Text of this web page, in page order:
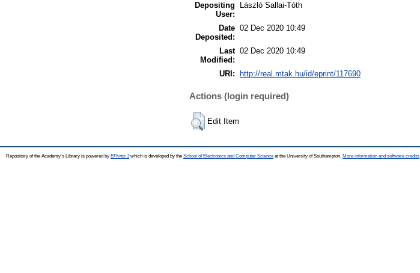
Depositing
User:
László Sallai-Tóth
Date
Deposited:
02 Dec 2020 10:49
Last
Modified:
02 Dec 2020 10:49
URI: http://real.mtak.hu/id/eprint/117690
Actions (login required)
Edit Item
Repository of the Academy's Library is powered by EPrints 3which is developed by the School of Electronics and Computer Science at the University of Southampton. More information and software credits